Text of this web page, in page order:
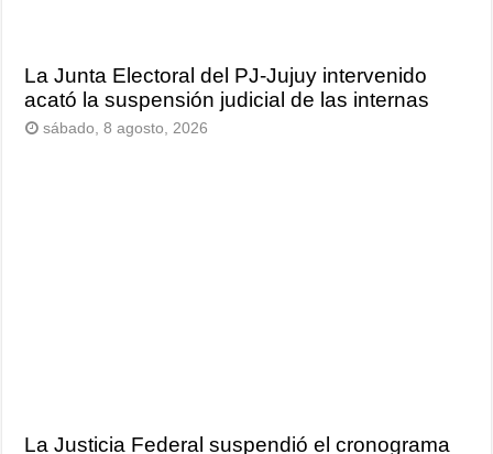
La Junta Electoral del PJ-Jujuy intervenido
acató la suspensión judicial de las internas
sábado, 8 agosto, 2026
La Justicia Federal suspendió el cronograma